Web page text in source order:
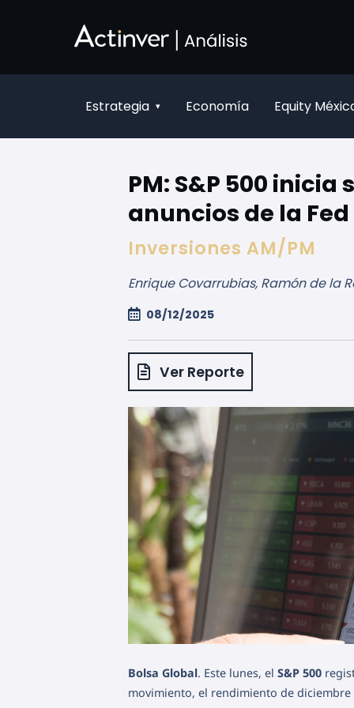
Estrategia ▾ Economía Equity
PM: S&P 500
anuncios de la Fed
Inversiones AM/PM
Enrique Covarrubias, Ramón de la
08/12/2025
Ver Reporte
Bolsa Global. Este lunes, el S&P 500
movimiento, el rendimiento de